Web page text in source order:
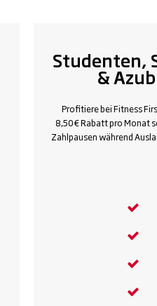
Studenten,
&
Profitiere bei Fitness
8,50€ Rabatt pro Monat
Zahlpausen während